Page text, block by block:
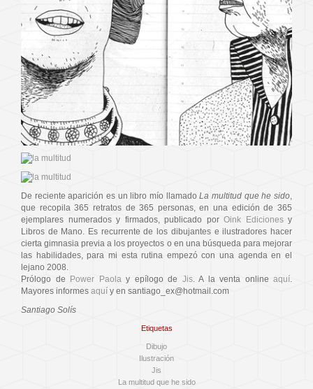
De reciente aparición es un libro mío llamadoLa multitud que he sido
que recopila 365 retratos de 365 personas, en una edición de 365
ejemplares numerados y firmados, publicado por Oink Edicionesy
Libros de Mano. Es recurrente de los dibujantes e ilustradores hacer
cierta gimnasia previa a los proyectos o en una búsqueda para mejorar
las habilidades, para mi esta rutina empezó con una agenda en el
lejano 2008.
Prólogo de
Power Paola y epílogo de Jis. A la venta online aquí
Mayores informes aquí y en santiago_ex@hotmail.com
Santiago Solís
Etiquetas
Dibujo
Ilustración
Jis
La multitud que he sido